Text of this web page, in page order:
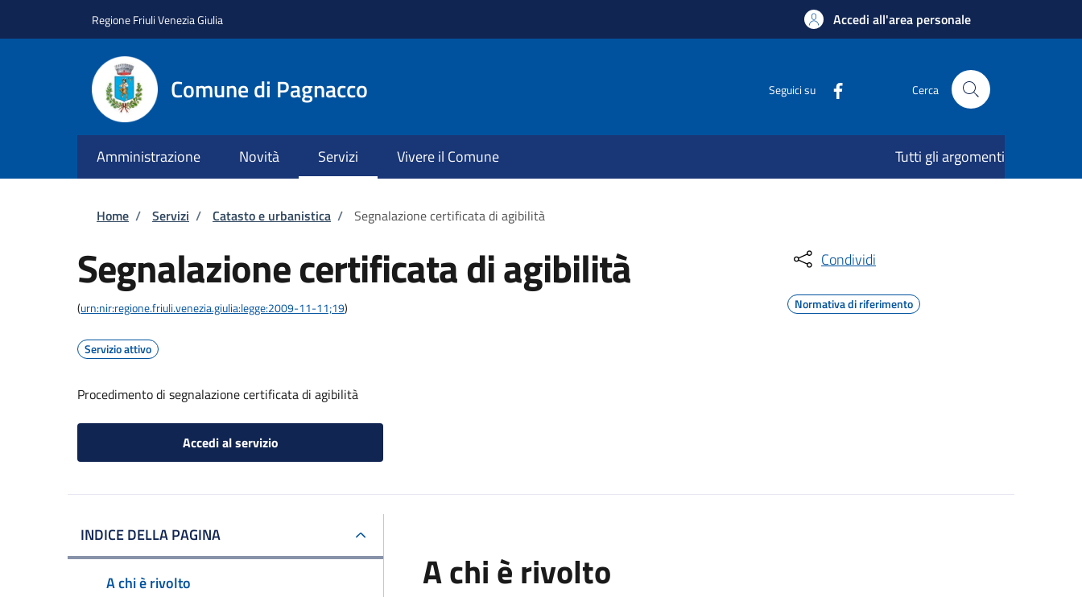
Regione Friuli Venezia Giulia Accedi all'area personale
Comune di Pagnacco Seguici su Cerca
Amministrazione Novità Servizi Vivere il Comune Tutti gli argomenti
Briciole di pane
Home / Servizi / Catasto e urbanistica / Segnalazione certificata di agibilità
Segnalazione certificata di agibilità
(urn:nir:regione.friuli.venezia.giulia:legge:2009-11-11;19)
Servizio attivo
Procedimento di segnalazione certificata di agibilità
Accedi al servizio
Condividi
Normativa di riferimento
INDICE DELLA PAGINA
A chi è rivolto
A chi è rivolto